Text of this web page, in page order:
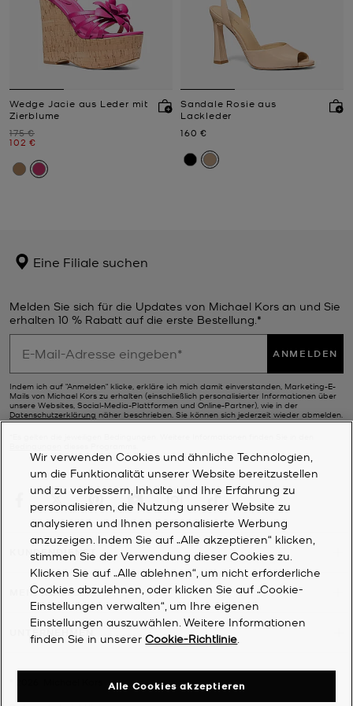
Wedge Jacie aus Leder mit
Zierblume
Zuvor
175 €
Jetzt
102 €
Sandale Rosie aus
Lackleder
Jetzt
160 €
Eine Filiale suchen
Melden Sie sich für die Updates von Michael Kors an und Sie
erhalten 10 % Rabatt auf die erste Bestellung.*
ANMELDEN
Indem ich auf "Anmelden" klicke, erkläre ich mich damit einverstanden, Marketing-E-
Mails von Michael Kors zu erhalten (einschließlich personalisierter Informationen über
unsere Websites, Social-Media-Plattformen und Online-Partner), wie in der
Datenschutzerklärung näher beschrieben. Sie können sich jederzeit wieder abmelden.
KUNDENDIENST
MEIN KONTO
UNTERNEHMEN
Wir verwenden Cookies und ähnliche Technologien,
um die Funktionalität unserer Website bereitzustellen
und zu verbessern, Inhalte und Ihre Erfahrung zu
personalisieren, die Nutzung unserer Website zu
analysieren und Ihnen personalisierte Werbung
anzuzeigen. Indem Sie auf „Alle akzeptieren“ klicken,
stimmen Sie der Verwendung dieser Cookies zu.
Klicken Sie auf „Alle ablehnen“, um nicht erforderliche
Cookies abzulehnen, oder klicken Sie auf „Cookie-
Einstellungen verwalten“, um Ihre eigenen
Einstellungen auszuwählen. Weitere Informationen
finden Sie in unsererCookie-Richtlinie
Alle Cookies akzeptieren